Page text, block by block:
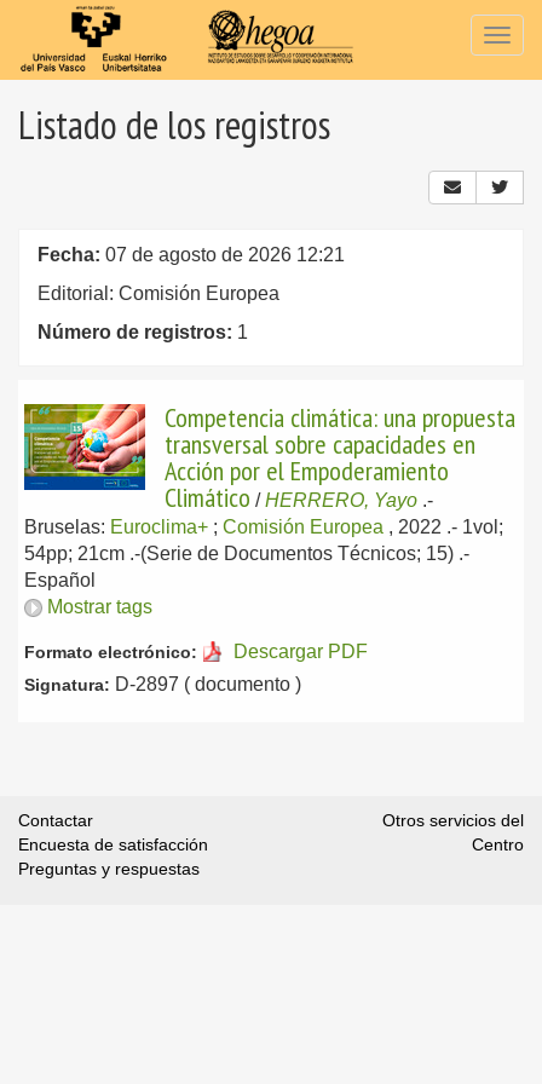
Listado de los registros
Fecha: 07 de agosto de 2026 12:21
Editorial: Comisión Europea
Número de registros: 1
Competencia climática: una propuesta
transversal sobre capacidades en
Acción por el Empoderamiento
Climático /HERRERO, Yayo .-
Bruselas: Euroclima+ ; Comisión Europea , 2022 .- 1vol;
54pp; 21cm .-(Serie de Documentos Técnicos; 15) .-
Español
Mostrar tags
Formato electrónico: Descargar PDF
Signatura: D-2897 ( documento )
Contactar
Encuesta de satisfacción
Preguntas y respuestas
Otros servicios del
Centro